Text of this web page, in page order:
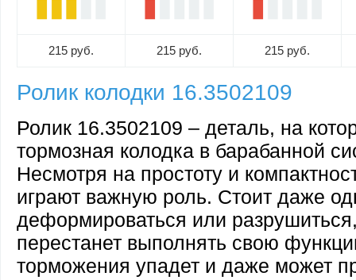
215 руб. 215 руб. 215 руб.
Ролик колодки 16.3502109
Ролик 16.3502109 – деталь, на
тормозная колодка в барабанной
Несмотря на простоту и
играют важную роль. Стоит даже
деформироваться или
перестанет выполнять свою
торможения упадет и даже может